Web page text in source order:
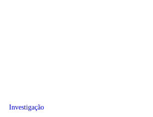
Investigação